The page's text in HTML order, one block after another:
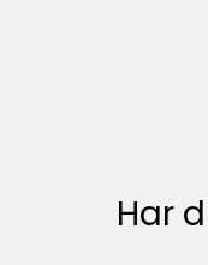
Har